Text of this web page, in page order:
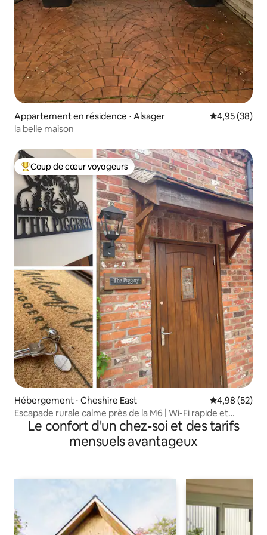
Appartement en résidence ⋅ Alsager Évaluation
4,95 (38)
la belle maison
Coups de cœur voyageurs les plus appréciés
Coup de cœur voyageurs
Hébergement ⋅ Cheshire East Évaluation
4,98 (52)
Escapade rurale calme près de la M6 | Wi-Fi rapide et
parking
Le confort d'un chez-soi et des tarifs
mensuels avantageux